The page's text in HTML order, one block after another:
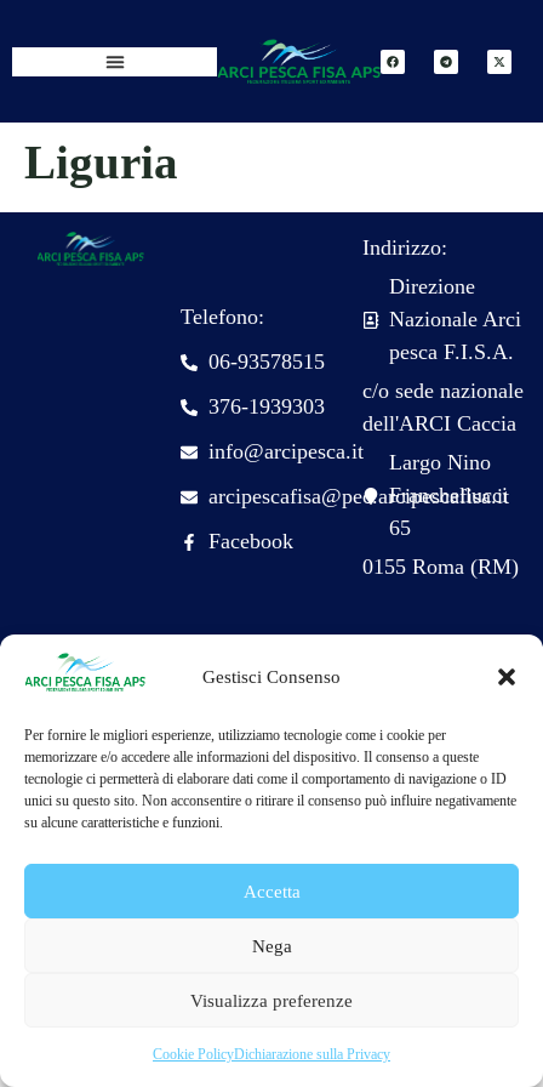
Gestisci Consenso
Per fornire le migliori esperienze, utilizziamo tecnologie come i cookie per
memorizzare e/o accedere alle informazioni del dispositivo. Il consenso a queste
tecnologie ci permetterà di elaborare dati come il comportamento di navigazione o ID
unici su questo sito. Non acconsentire o ritirare il consenso può influire negativamente
su alcune caratteristiche e funzioni.
Accetta
Nega
Visualizza preferenze
Cookie PolicyDichiarazione sulla Privacy
Liguria
Telefono:
06-93578515
376-1939303
info@arcipesca.it
arcipescafisa@pec.arcipescafisa.it
Facebook
Indirizzo:
Direzione
Nazionale Arci
pesca F.I.S.A.
c/o sede nazionale
dell'ARCI Caccia
Largo Nino
Franchellucci
65
0155 Roma (RM)
Arci Pesca FISA APS, promuove la pesca sostenibile, la tutela dell’ambiente e l’inclusione sociale